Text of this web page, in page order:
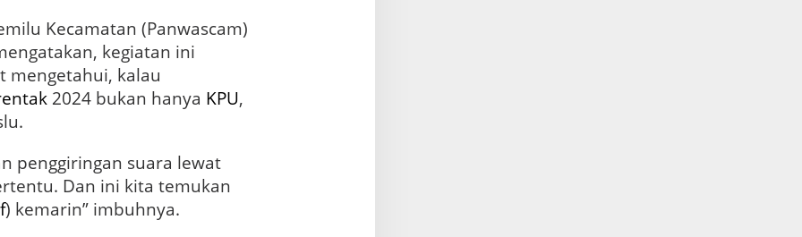
Kecamatan (Panwascam)
kegiatan ini
mengetahui, kalau
2024 bukan hanya KPU,
penggiringan suara lewat
Dan ini kita temukan
) kemarin” imbuhnya.